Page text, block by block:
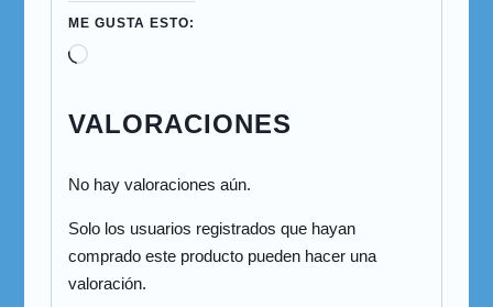
ME GUSTA ESTO:
VALORACIONES
No hay valoraciones aún.
Solo los usuarios registrados que hayan
comprado este producto pueden hacer una
valoración.